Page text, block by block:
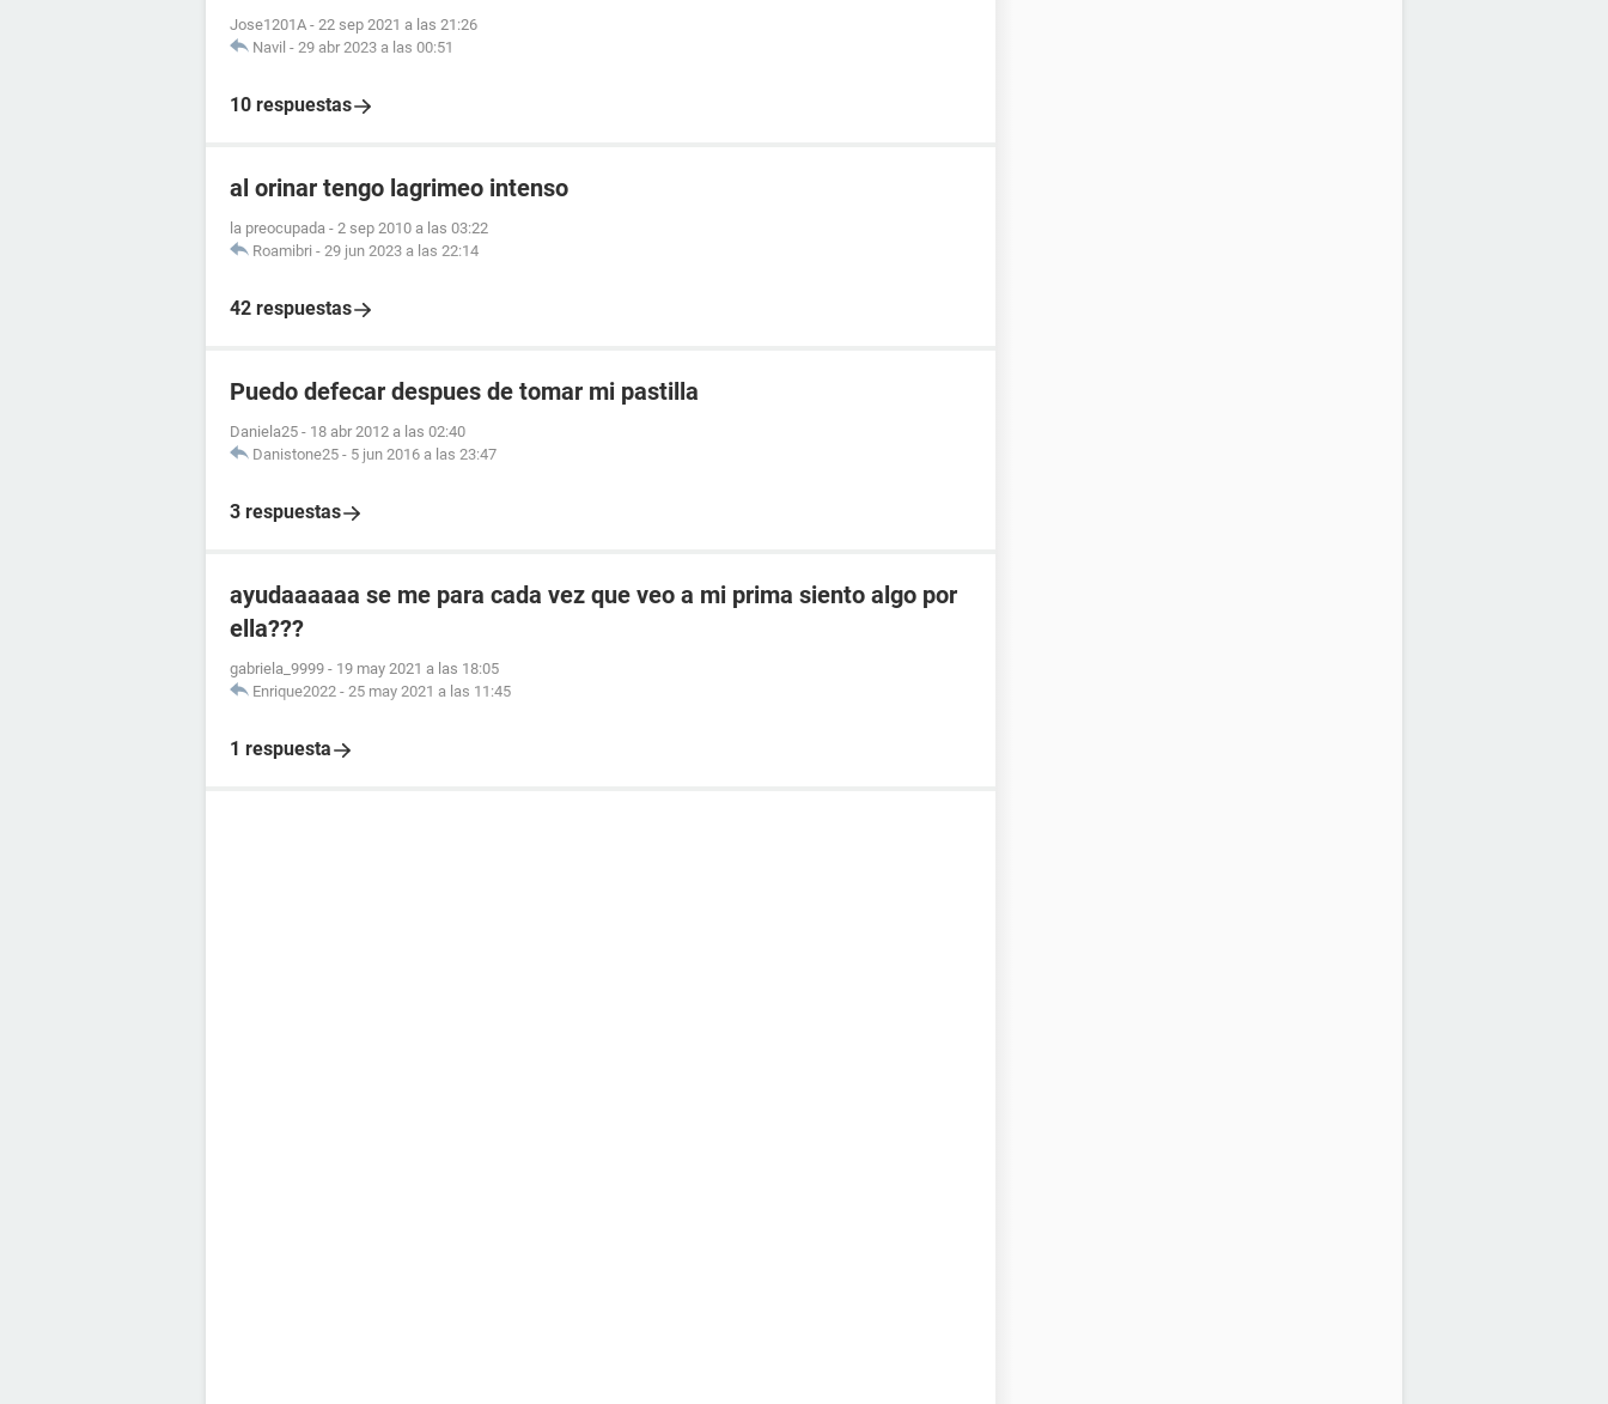
Jose1201A - 22 sep 2021 a las 21:26
Navil - 29 abr 2023 a las 00:51
10 respuestas
al orinar tengo lagrimeo intenso
la preocupada - 2 sep 2010 a las 03:22
Roamibri - 29 jun 2023 a las 22:14
42 respuestas
Puedo defecar despues de tomar mi pastilla
Daniela25 - 18 abr 2012 a las 02:40
Danistone25 - 5 jun 2016 a las 23:47
3 respuestas
ayudaaaaaa se me para cada vez que veo a mi prima siento algo por
ella???
gabriela_9999 - 19 may 2021 a las 18:05
Enrique2022 - 25 may 2021 a las 11:45
1 respuesta